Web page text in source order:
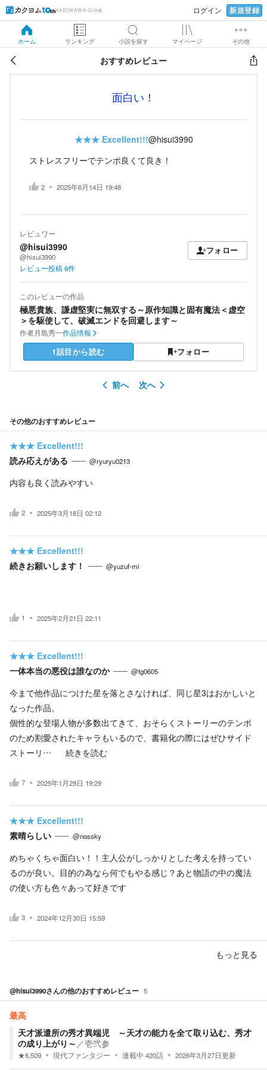
KADOKAWA Group ログイン 新規登録
ホーム ランキング 小説を探す マイページ その他
おすすめレビュー
面白い！
★★★ Excellent!!!@hisui3990
ストレスフリーでテンポ良くて良き！
2 2025年6月14日 19:48
レビュワー
@hisui3990
@hisui3990
フォロー
レビュー投稿6件
このレビューの作品
極悪貴族、謙虚堅実に無双する～原作知識と固有魔法＜虚空
＞を駆使して、破滅エンドを回避します～
作者月島秀一作品情報
1話目から読む フォロー
前へ 次へ
その他のおすすめレビュー
★★★ Excellent!!!
読み応えがある
@ryuryu0213
内容も良く読みやすい
2 2025年3月18日 02:12
★★★ Excellent!!!
続きお願いします！
@yuzuf-mi
1 2025年2月21日 22:11
★★★ Excellent!!!
一体本当の悪役は誰なのか
@tg0605
今まで他作品につけた星を落とさなければ、同じ星3はおかしいと
なった作品。
個性的な登場人物が多数出てきて、おそらくストーリーのテンポ
のため割愛されたキャラもいるので、書籍化の際にはぜひサイド
ストーリ…
続きを読む
7 2025年1月29日 19:29
★★★ Excellent!!!
素晴らしい
@nossky
めちゃくちゃ面白い！！主人公がしっかりとした考えを持ってい
るのが良い。目的の為なら何でもやる感じ？あと物語の中の魔法
の使い方も色々あって好きです
3 2024年12月30日 15:59
もっと見る
@hisui3990さんの他のおすすめレビュー 5
最高
天才派遣所の秀才異端児 ～天才の能力を全て取り込む、秀才
の成り上がり～ ／壱弐参
★6,509 現代ファンタジー 連載中 420話 2026年3月27日更新